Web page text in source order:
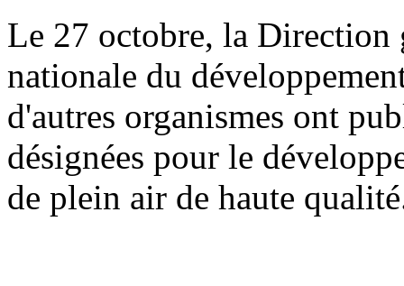
Le 27 octobre, la Direction
nationale du
d'autres organismes ont
désignées pour le
de plein air de haute